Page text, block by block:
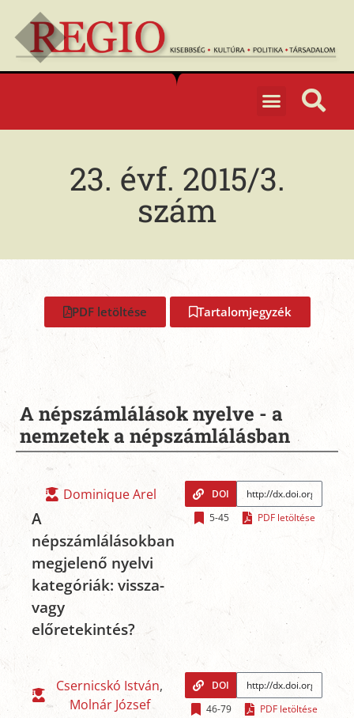
23. évf. 2015/3.
szám
PDF letöltése Tartalomjegyzék
A népszámlálások nyelve - a
nemzetek a népszámlálásban
Dominique Arel
A
népszámlálásokban
megjelenő nyelvi
kategóriák: vissza-
vagy
előretekintés?
DOI
5-45
PDF letöltése
Csernicskó István,
Molnár József
DOI
46-79
PDF letöltése